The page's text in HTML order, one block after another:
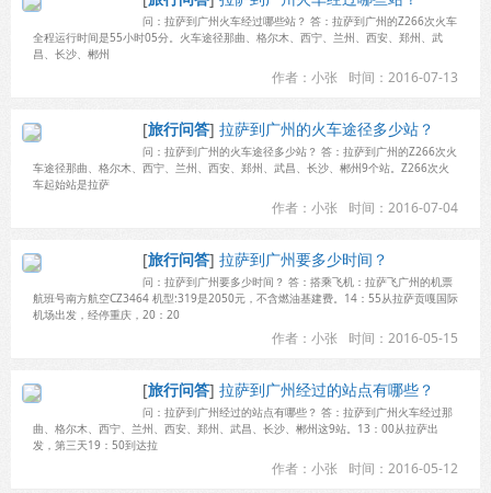
问：拉萨到广州火车经过哪些站？ 答：拉萨到广州的Z266次火车
全程运行时间是55小时05分。火车途径那曲、格尔木、西宁、兰州、西安、郑州、武
昌、长沙、郴州
时间：2016-07-13
作者：小张
[旅行问答] 拉萨到广州的火车途径多少站？
问：拉萨到广州的火车途径多少站？ 答：拉萨到广州的Z266次火
车途径那曲、格尔木、西宁、兰州、西安、郑州、武昌、长沙、郴州9个站。Z266次火
车起始站是拉萨
时间：2016-07-04
作者：小张
[旅行问答] 拉萨到广州要多少时间？
问：拉萨到广州要多少时间？ 答：搭乘飞机：拉萨飞广州的机票
航班号南方航空CZ3464 机型:319是2050元，不含燃油基建费。14：55从拉萨贡嘎国际
机场出发，经停重庆，20：20
时间：2016-05-15
作者：小张
[旅行问答] 拉萨到广州经过的站点有哪些？
问：拉萨到广州经过的站点有哪些？ 答：拉萨到广州火车经过那
曲、格尔木、西宁、兰州、西安、郑州、武昌、长沙、郴州这9站。13：00从拉萨出
发，第三天19：50到达拉
时间：2016-05-12
作者：小张